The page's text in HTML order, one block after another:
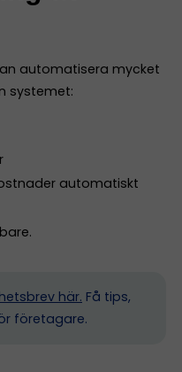
automatisera mycket
systemet:
automatiskt
här. Få tips,
företagare.